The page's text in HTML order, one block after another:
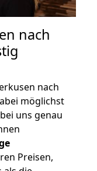
nach
nach
möglichst
uns genau
Preisen,